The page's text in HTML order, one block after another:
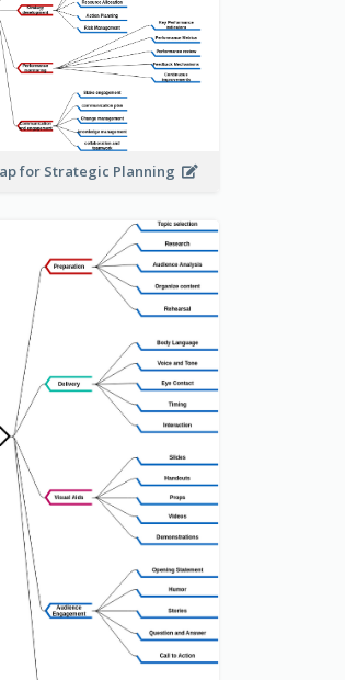
for Strategic Planning